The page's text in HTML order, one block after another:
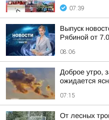
07:39
Выпуск
Рябиной от
08:06
Доброе утро,
ожидается
07:15
От лесных